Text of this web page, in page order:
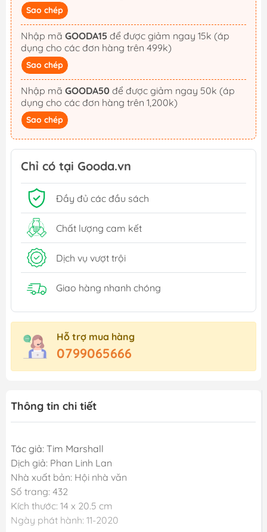
Sao chép
Nhập mã GOODA15
dụng cho các đơn hàng trên 499k)
Sao chép
Nhập mã GOODA50
dụng cho các đơn hàng trên 1,200k)
Sao chép
Chỉ có tại Gooda.vn
Đầy đủ các đầu sách
Chất lượng cam kết
Dịch vụ vượt trội
Giao hàng nhanh chóng
Hỗ trợ mua hàng
0799065666
Thông tin chi tiết
Tác giả: Tim Marshall
Dịch giả: Phan Linh Lan
Nhà xuất bản: Hội nhà văn
Số trang: 432
Kích thước: 14 x 20.5 cm
Ngày phát hành: 11-2020